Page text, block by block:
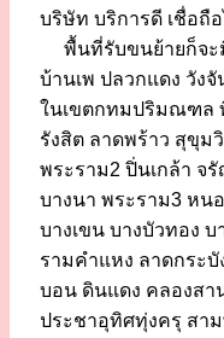
บริษัท บริการดี เชื่อถื
พื้นที่รับขนย้ายก็จะ
บ้านเพ ปลวกแดง วังจั
ในเขตกทมปริมณฑล
รังสิต ลาดพร้าว สุขุม
พระราม2 ปิ่นเกล้า จ
บางนา พระราม3 หน
บางเขน บางบัวทอง
รามคำแหง ลาดกระ
บอน ดินแดง คลองส
ประชาอุทิศทุ่งครุ สา